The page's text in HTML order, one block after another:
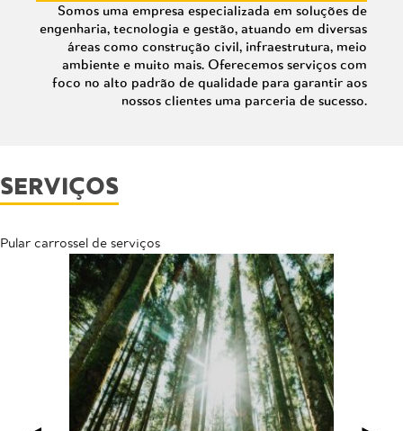
Somos uma empresa especializada em soluções de
engenharia, tecnologia e gestão, atuando em diversas
áreas como construção civil, infraestrutura, meio
ambiente e muito mais. Oferecemos serviços com
foco no alto padrão de qualidade para garantir aos
nossos clientes uma parceria de sucesso.
SERVIÇOS
Pular carrossel de serviços